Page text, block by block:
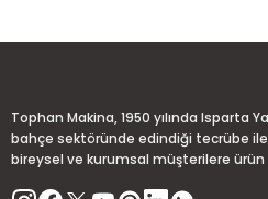
Bu ürüne benzer farklı
Tophan Makina, 1950 yılında Isparta
bahçe sektöründe edindiği tecrübe
bireysel ve kurumsal müşterilere